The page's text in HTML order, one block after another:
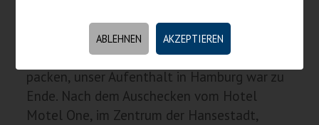
TAG 5 – 13.11.2015
Am nächsten Morgen hieß es die Koffer
packen, unser Aufenthalt in Hamburg war zu
Ende. Nach dem Auschecken vom Hotel
Motel One, im Zentrum der Hansestadt,
ABLEHNEN AKZEPTIEREN